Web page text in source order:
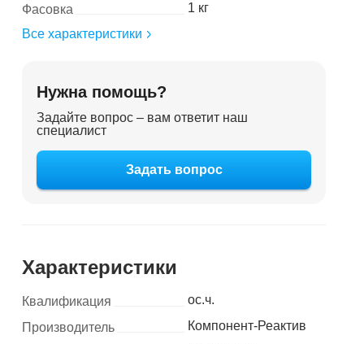
Фасовка
1 кг
Все характеристики
Нужна помощь?
Задайте вопрос – вам ответит наш
специалист
Задать вопрос
Характеристики
Квалификация
ос.ч.
Производитель
Компонент-Реактив